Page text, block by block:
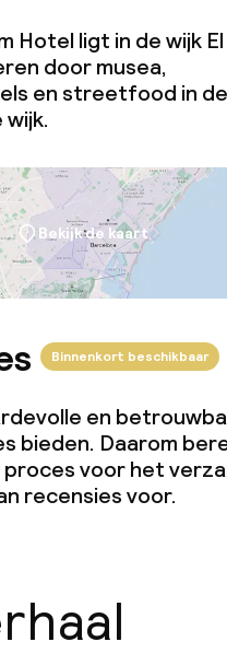
Hotel ligt in de wijk El
door musea,
en streetfood in
Bekijk de kaart
Binnenkort beschikbaar
en
bieden. Daarom
proces voor het
recensies voor.